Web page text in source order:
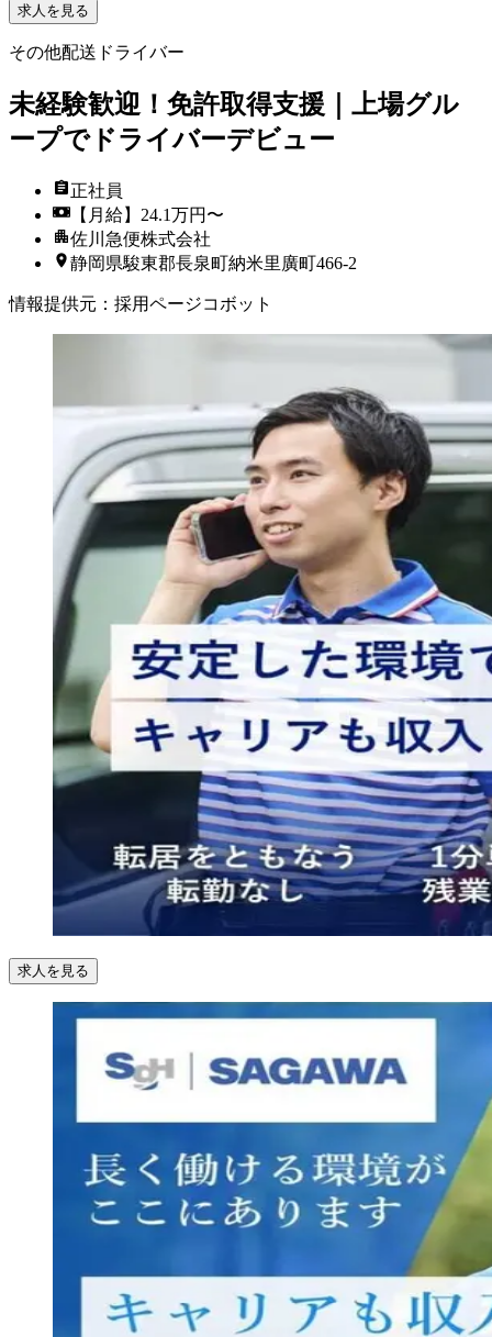
求人を見る
その他配送ドライバー
未経験歓迎！免許取得支援｜上場グル
ープでドライバーデビュー
正社員
【月給】24.1万円〜
佐川急便株式会社
静岡県駿東郡長泉町納米里廣町466-2
情報提供元 ： 採用ページコボット
求人を見る